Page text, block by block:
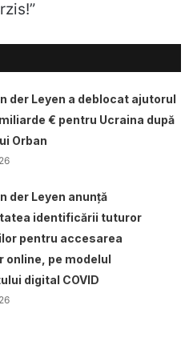
der Leyen a deblocat ajutorul
€ pentru Ucraina după
Orban
der Leyen anunță
identificării tuturor
pentru accesarea
online, pe modelul
digital COVID